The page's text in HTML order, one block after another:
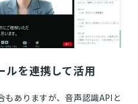
ルを連携して活用
ありますが、音声認識APIと